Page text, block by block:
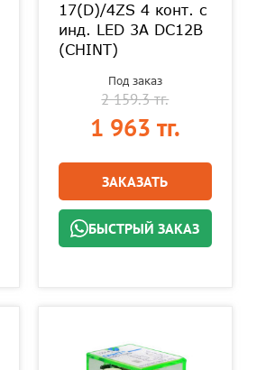
17(D)/4ZS 4 конт. с
инд. LED 3А DC12В
(CHINT)
Под заказ
2 159.3 тг.
1 963 тг.
ЗАКАЗАТЬ
БЫСТРЫЙ ЗАКАЗ